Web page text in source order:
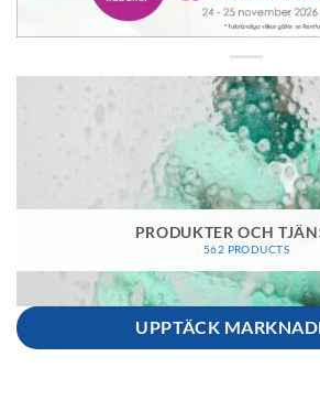
PRODUKTER OCH
562 PRODUCTS
UPPTÄCK